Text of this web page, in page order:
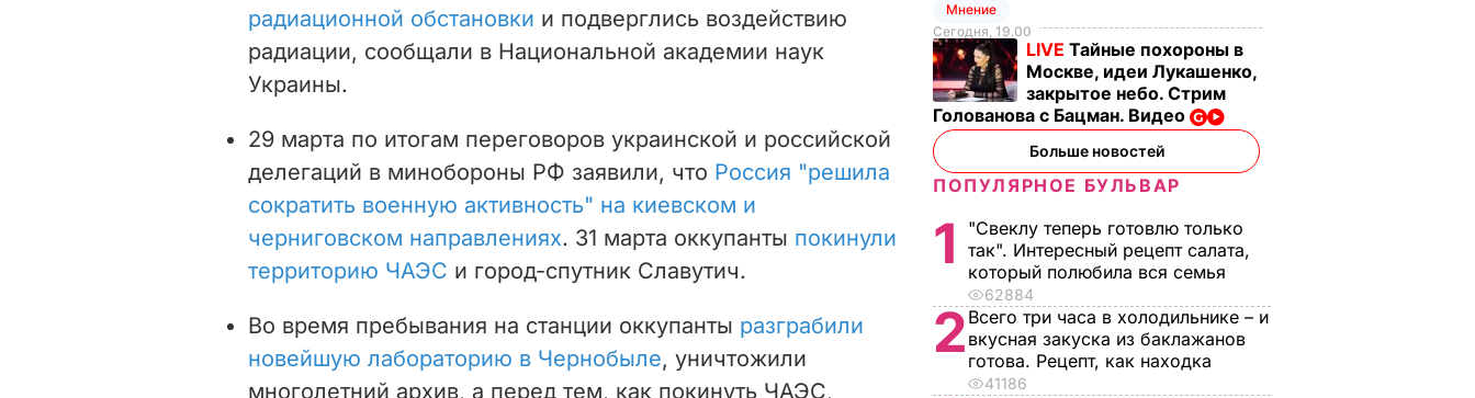
радиационной обстановки и подверглись воздействию
радиации, сообщали в Национальной академии наук
Украины.
29 марта по итогам переговоров украинской и российской
делегаций в минобороны РФ заявили, что Россия "решила
сократить военную активность" на киевском и
черниговском направлениях. 31 марта оккупанты покинули
территорию ЧАЭС и город-спутник Славутич.
Во время пребывания на станции оккупанты разграбили
новейшую лабораторию в Чернобыле, уничтожили
многолетний архив, а перед тем, как покинуть ЧАЭС,
Мнение
Сегодня, 19.00
LIVE Тайные похороны в
Москве, идеи Лукашенко,
закрытое небо. Стрим
Голованова с Бацман. Видео
Больше новостей
ПОПУЛЯРНОЕ БУЛЬВАР
1
"Свеклу теперь готовлю только
так". Интересный рецепт салата,
который полюбила вся семья
62884
2 Всего три часа в холодильнике – и
вкусная закуска из баклажанов
готова. Рецепт, как находка
41186